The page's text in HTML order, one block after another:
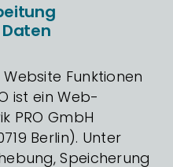
Funktionen
ist ein Web-
PRO GmbH
Berlin). Unter
Speicherung